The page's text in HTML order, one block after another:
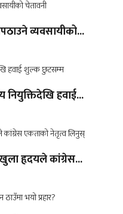
व्यवसायीको...
नियुक्तिदेखि हवाई...
हृदयले कांग्रेस...